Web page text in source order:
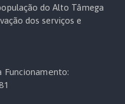
do Alto Tâmega
dos serviços e
Funcionamento: